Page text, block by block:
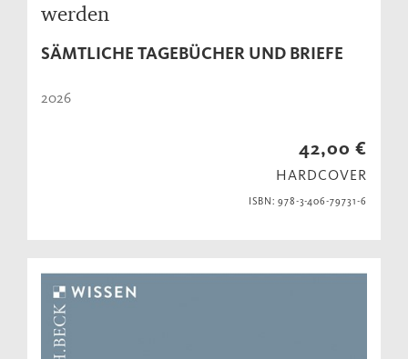
werden
SÄMTLICHE TAGEBÜCHER UND BRIEFE
2026
42,00 €
HARDCOVER
ISBN: 978-3-406-79731-6